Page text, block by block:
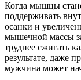
Когда мышцы
поддерживать
осанки и
мышечной массы
труднее сжигать
результате, даже
мужчина может